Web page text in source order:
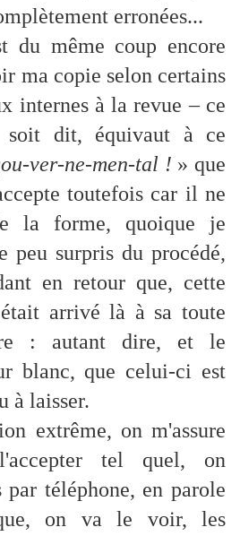
erronées...
du même coup encore
ma copie selon certains
internes à la revue – ce
soit dit, équivaut à ce
ver-ne-men-tal ! » que
toutefois car il ne
la forme, quoique je
peu surpris du procédé,
en retour que, cette
arrivé là à sa toute
: autant dire, et le
blanc, que celui-ci est
à laisser.
extrême, on m'assure
tel quel, on
par téléphone, en parole
on va le voir, les